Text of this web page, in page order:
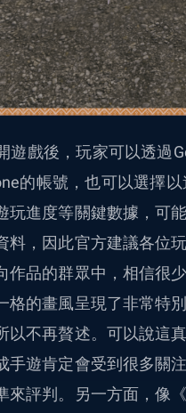
遊戲後，玩家可以透過
的帳號，也可以選擇
玩進度等關鍵數據，可
料，因此官方建議各位
作品的群眾中，相信很
格的畫風呈現了非常特
以不再贅述。可以說這
手遊肯定會受到很多關
來評判。另一方面，像